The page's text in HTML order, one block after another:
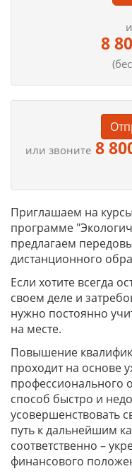
8
или звоните 8
Приглашаем на
программе
предлагаем
дистанционного
Если хотите всегда
своем деле и
нужно постоянно
на месте.
Повышение
проходит на основе
профессионального
способ быстро и
усовершенствовать
путь к дальнейшим
соответственно –
финансового